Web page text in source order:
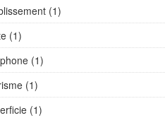
(1)
(1)
(1)
(1)
(1)